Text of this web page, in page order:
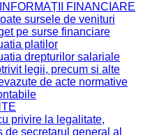
FINANCIARE
sursele de venituri
pe surse financiare
platilor
drepturilor salariale
legii, precum si alte
de acte normative
privire la legalitate,
de secretarul general al